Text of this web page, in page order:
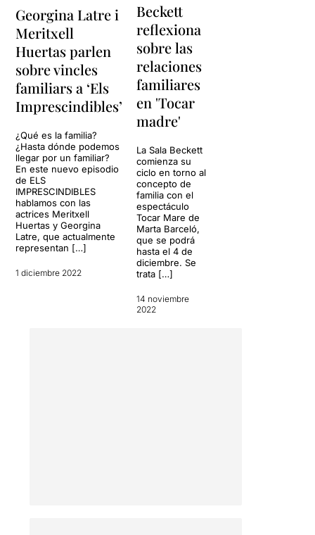
Georgina Latre i
Meritxell
Huertas parlen
sobre vincles
familiars a ‘Els
Imprescindibles’
¿Qué es la familia?
¿Hasta dónde podemos
llegar por un familiar?
En este nuevo episodio
de ELS
IMPRESCINDIBLES
hablamos con las
actrices Meritxell
Huertas y Georgina
Latre, que actualmente
representan […]
1 diciembre 2022
Beckett
reflexiona
sobre las
relaciones
familiares
en 'Tocar
madre'
La Sala Beckett
comienza su
ciclo en torno al
concepto de
familia con el
espectáculo
Tocar Mare de
Marta Barceló,
que se podrá
hasta el 4 de
diciembre. Se
trata […]
14 noviembre
2022